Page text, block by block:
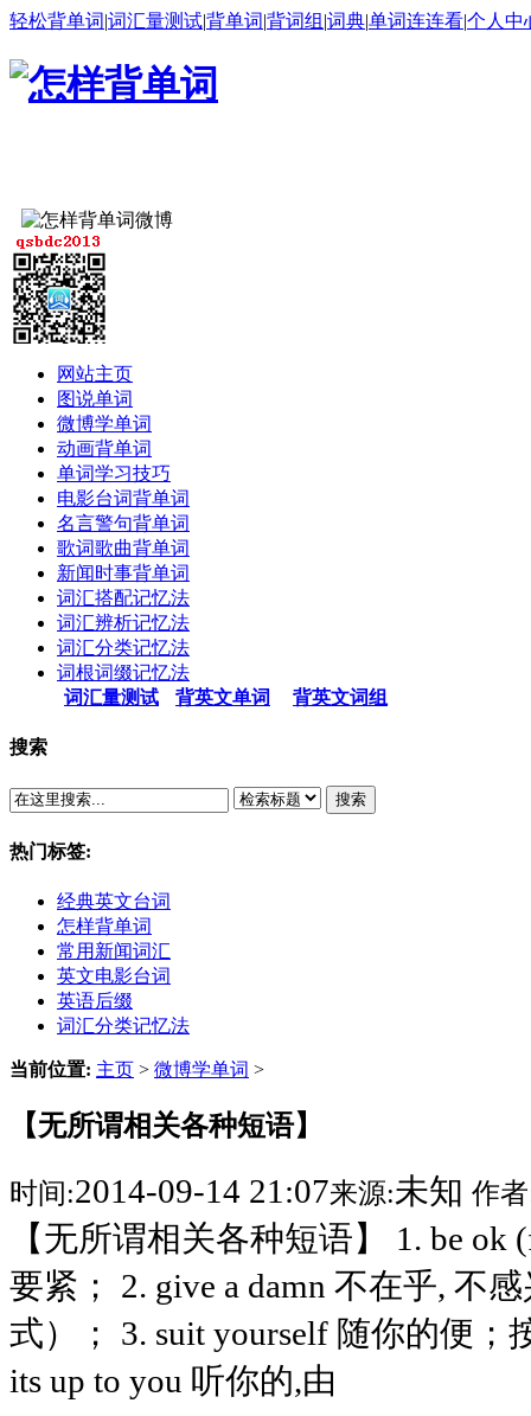
轻松背单词|词汇量测试|背单词|背词组 |词典|单词连连看|个人中
网站主页
图说单词
微博学单词
动画背单词
单词学习技巧
电影台词背单词
名言警句背单词
歌词歌曲背单词
新闻时事背单词
词汇搭配记忆法
词汇辨析记忆法
词汇分类记忆法
词根词缀记忆法
词汇量测试
背英文单词 背英文词组
搜索
搜索
热门标签:
经典英文台词
怎样背单词
常用新闻词汇
英文电影台词
英语后缀
词汇分类记忆法
当前位置: 主页 > 微博学单词 >
【无所谓相关各种短语】
时间:2014-09-14 21:07来源:未知 作
【无所谓相关各种短语】 1. be
要紧； 2. give a damn 不在乎, 不
式）； 3. suit yourself 随你的便；
its up to you 听你的,由